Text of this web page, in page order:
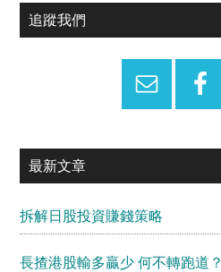
Primary
追蹤我們
最新文章
拆解日股投資賺錢策略
長揸港股輸多贏少 何不轉跑道？